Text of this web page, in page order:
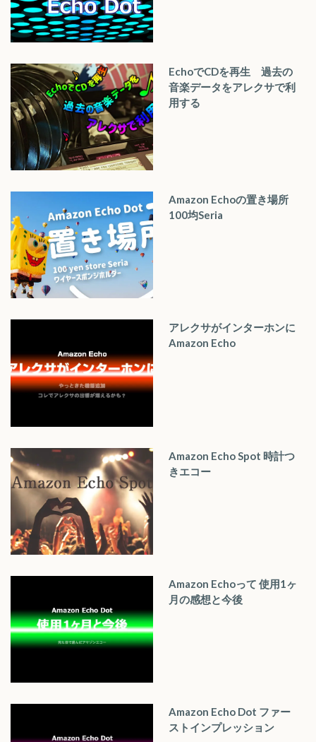
EchoでCDを再生 過去の
音楽データをアレクサで利
用する
Amazon Echoの置き場所
100均Seria
アレクサがインターホンに
Amazon Echo
Amazon Echo Spot 時計つ
きエコー
Amazon Echoって 使用1ヶ
月の感想と今後
Amazon Echo Dot ファー
ストインプレッション